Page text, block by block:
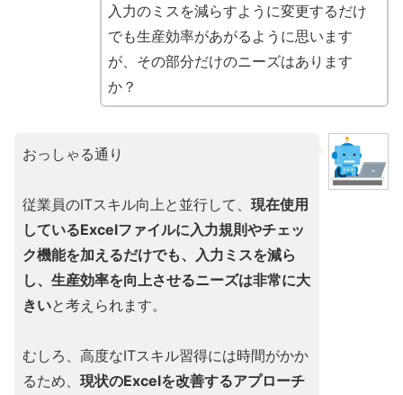
入力のミスを減らすように変更するだけ
でも生産効率があがるように思います
が、その部分だけのニーズはあります
か？
おっしゃる通り
従業員のITスキル向上と並行して、 現在使用
しているExcelファイルに入力規則やチェッ
ク機能を加えるだけでも、入力ミスを減ら
し、生産効率を向上させるニーズは非常に大
きいと考えられます。
むしろ、高度なITスキル習得には時間がかか
るため、 現状のExcelを改善するアプローチ